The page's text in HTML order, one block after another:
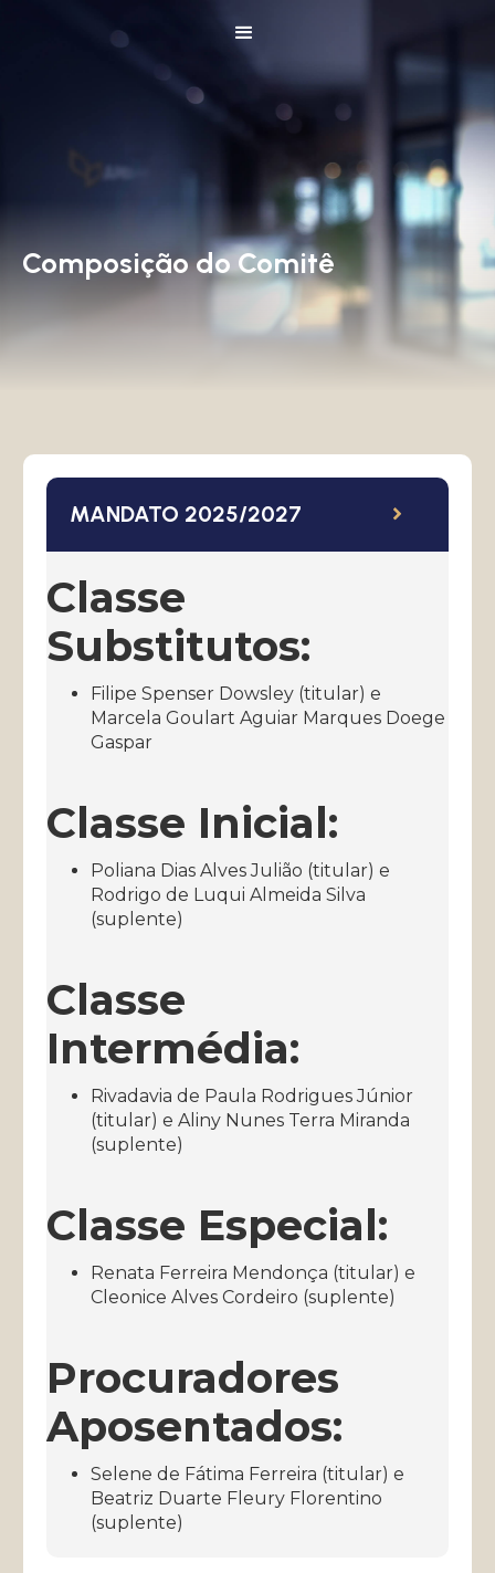
Composição do Comitê
MANDATO 2025/2027
Classe
Substitutos:
Filipe Spenser Dowsley (titular) e
Marcela Goulart Aguiar Marques Doege
Gaspar
Classe Inicial:
Poliana Dias Alves Julião (titular) e
Rodrigo de Luqui Almeida Silva
(suplente)
Classe
Intermédia:
Rivadavia de Paula Rodrigues Júnior
(titular) e Aliny Nunes Terra Miranda
(suplente)
Classe Especial:
Renata Ferreira Mendonça (titular) e
Cleonice Alves Cordeiro (suplente)
Procuradores
Aposentados:
Selene de Fátima Ferreira (titular) e
Beatriz Duarte Fleury Florentino
(suplente)